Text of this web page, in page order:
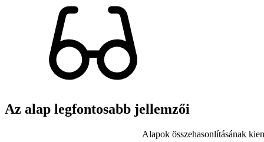
Az alap legfontosabb jellemzői
Alapok összehasonlításának